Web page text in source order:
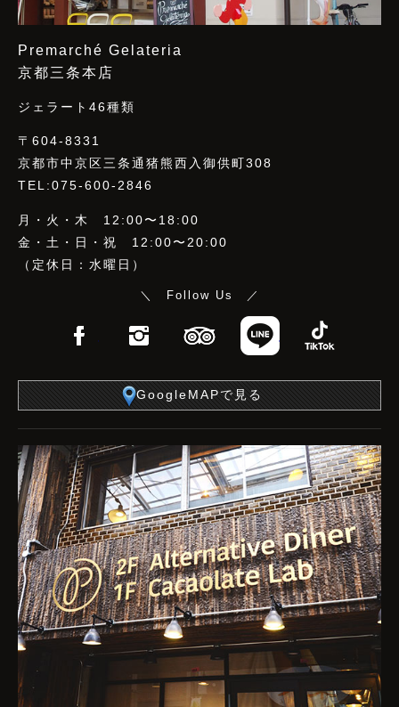
Premarché Gelateria
京都三条本店
ジェラート46種類
〒604-8331
京都市中京区三条通猪熊西入御供町308
TEL:075-600-2846
月・火・木 12:00〜18:00
金・土・日・祝 12:00〜20:00
（定休日：水曜日）
＼ Follow Us ／
FacebookInstagramTripAdvisor
LINE
GoogleMAPで見る